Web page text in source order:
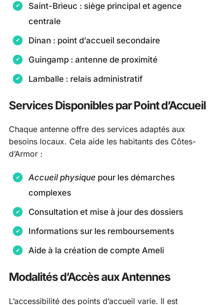
Saint-Brieuc : siège principal et agence
centrale
Dinan : point d’accueil secondaire
Guingamp : antenne de proximité
Lamballe : relais administratif
Services Disponibles par Point d’Accueil
Chaque antenne offre des services adaptés aux
besoins locaux. Cela aide les habitants des Côtes-
d’Armor :
Accueil physique pour les démarches
complexes
Consultation et mise à jour des dossiers
Informations sur les remboursements
Aide à la création de compte Ameli
Modalités d’Accès aux Antennes
L’accessibilité des points d’accueil varie. Il est